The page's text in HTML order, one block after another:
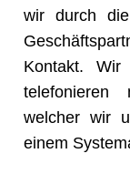
wir durch
Kontakt. Wir
telefonieren
welcher wir
einem